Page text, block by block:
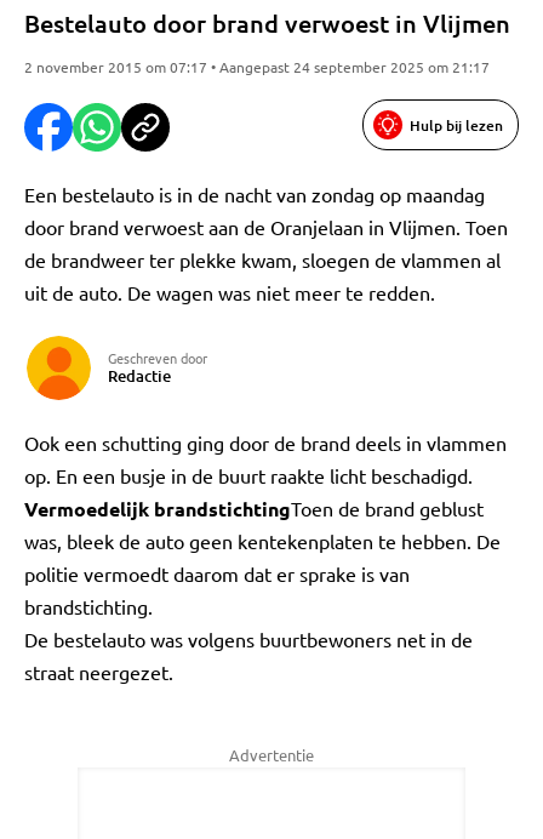
Bestelauto door brand verwoest in Vlijmen
2 november 2015 om 07:17 • Aangepast 24 september 2025 om 21:17
Hulp bij lezen
Een bestelauto is in de nacht van zondag op maandag
door brand verwoest aan de Oranjelaan in Vlijmen. Toen
de brandweer ter plekke kwam, sloegen de vlammen al
uit de auto. De wagen was niet meer te redden.
Geschreven door
Redactie
Ook een schutting ging door de brand deels in vlammen
op. En een busje in de buurt raakte licht beschadigd.
Vermoedelijk brandstichtingToen de brand geblust
was, bleek de auto geen kentekenplaten te hebben. De
politie vermoedt daarom dat er sprake is van
brandstichting.
De bestelauto was volgens buurtbewoners net in de
straat neergezet.
Advertentie